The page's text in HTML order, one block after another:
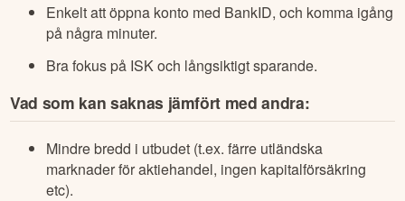
Enkelt att öppna konto med BankID, och komma igång
på några minuter.
Bra fokus på ISK och långsiktigt sparande.
Vad som kan saknas jämfört med andra:
Mindre bredd i utbudet (t.ex. färre utländska
marknader för aktiehandel, ingen kapitalförsäkring
etc).